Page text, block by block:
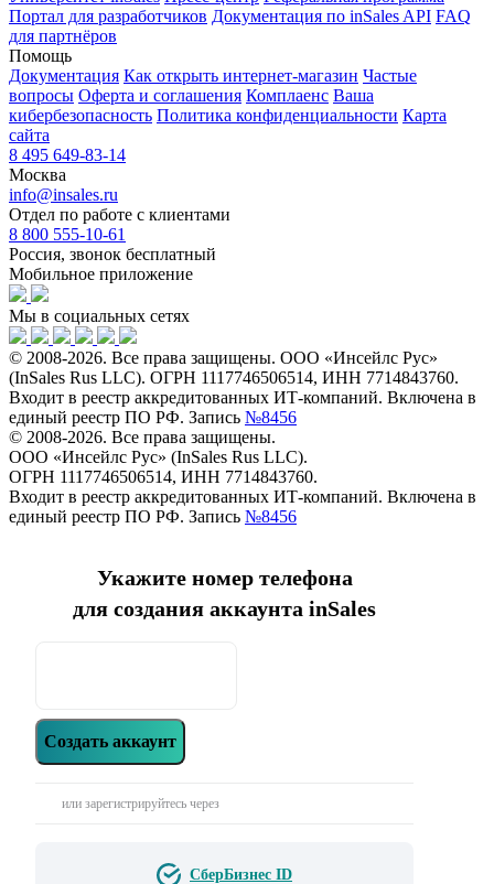
Портал для разработчиков Документация по inSales API FAQ
для партнёров
Помощь
Документация Как открыть интернет-магазин Частые
вопросы Оферта и соглашения Комплаенс Ваша
кибербезопасность Политика конфиденциальности Карта
сайта
8 495 649-83-14
Москва
info@insales.ru
Отдел по работе с клиентами
8 800 555-10-61
Россия, звонок бесплатный
Мобильное приложение
Мы в социальных сетях
© 2008-2026. Все права защищены. ООО «Инсейлс Рус»
(InSales Rus LLC). ОГРН 1117746506514, ИНН 7714843760.
Входит в реестр аккредитованных ИТ-компаний. Включена в
единый реестр ПО РФ. Запись №8456
© 2008-2026. Все права защищены.
ООО «Инсейлс Рус» (InSales Rus LLC).
ОГРН 1117746506514, ИНН 7714843760.
Входит в реестр аккредитованных ИТ-компаний. Включена в
единый реестр ПО РФ. Запись №8456
Укажите номер телефона
для создания аккаунта inSales
Создать аккаунт
или зарегистрируйтесь через
СберБизнес ID